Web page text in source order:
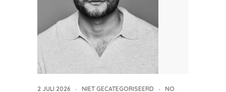
2 JULI 2026 NIET GECATEGORISEERD
NO